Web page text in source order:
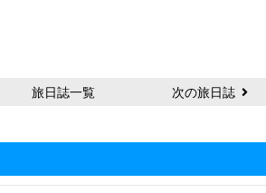
旅日誌一覧 次の旅日誌